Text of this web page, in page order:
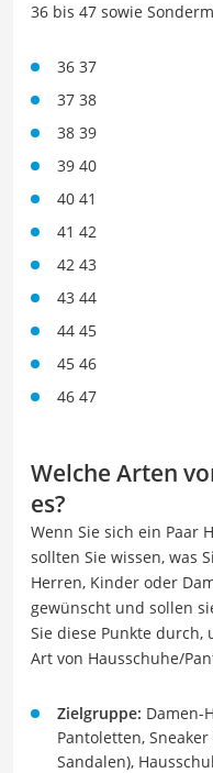
36 bis 47 sowie
36 37
37 38
38 39
39 40
40 41
41 42
42 43
43 44
44 45
45 46
46 47
Welche Arten
es?
Wenn Sie sich ein Paar
sollten Sie wissen, was
Herren, Kinder oder
gewünscht und sollen
Sie diese Punkte durch,
Art von Hausschuhe/
Zielgruppe: Damen-
Pantoletten,
Sandalen),